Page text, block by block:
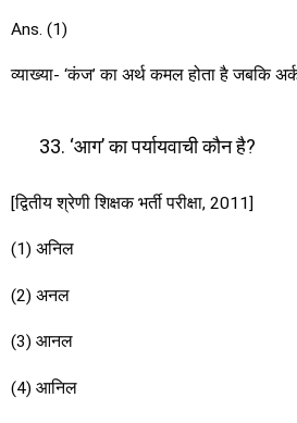
Ans. (1)
व्याख्या- ‘कंज’ का अर्थ कमल होता है जबकि
‘आग’ का पर्यायवाची कौन है?
[द्वितीय श्रेणी शिक्षक भर्ती परीक्षा, 2011]
(1) अनिल
(2) अनल
(3) आनल
(4) आनिल